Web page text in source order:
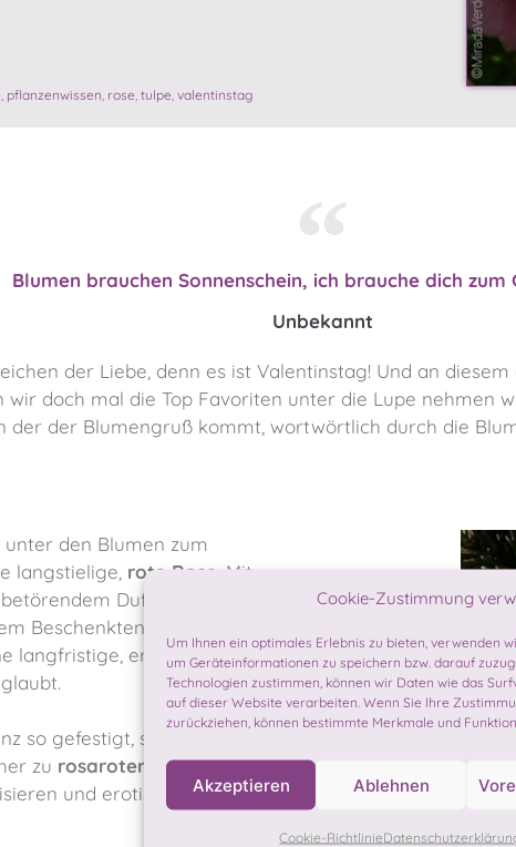
Cookie-Zustimmung
Um Ihnen ein optimales Erlebnis zu bieten, verwenden
um Geräteinformationen zu speichern bzw. darauf
Technologien zustimmen, können wir Daten wie das
auf dieser Website verarbeiten. Wenn Sie Ihre
zurückziehen, können bestimmte Merkmale und
Akzeptieren Ablehnen
Cookie-Richtlinie
pflanzenwissen rose tulpe valentinstag
Blumen brauchen Sonnenschein, ich brauche dich zum
Unbekannt
der Liebe, denn es ist Valentinstag! Und an
wir doch mal die Top Favoriten unter die Lupe nehmen
der der Blumengruß kommt, wortwörtlich durch die
den Blumen zum
langstielige, rote Rose . Mit
Duft ist sie Zeichen
Beschenkten wird durch die
langfristige, ernste Beziehung,
so gefestigt, sondern noch
zu rosaroten Rosengreifen,
und erotisches Verlangen